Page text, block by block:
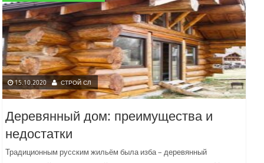
15.10.2020 СТРОЙ СЛ
Деревянный дом: преимущества и
недостатки
Традиционным русским жильём была изба – деревянный